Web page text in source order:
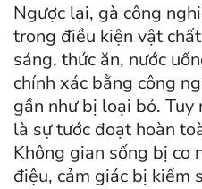
Ngược lại, gà công
trong điều kiện vật
sáng, thức ăn, nước
chính xác bằng công
gần như bị loại bỏ.
là sự tước đoạt hoàn
Không gian sống bị co
điệu, cảm giác bị kiểm